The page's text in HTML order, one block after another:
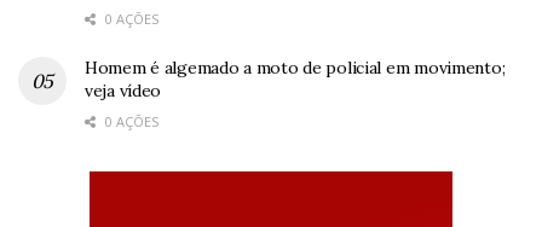
0 AÇÕES
Homem é algemado a moto de policial em movimento;
veja vídeo
0 AÇÕES